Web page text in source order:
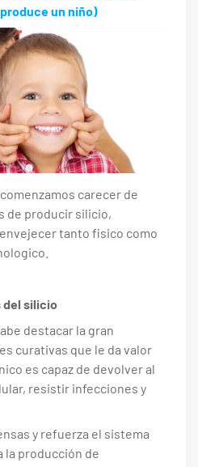
un niño)
carecer de
de producir silicio,
tanto fisico como
del silicio
destacar la gran
curativas que le da valor
es capaz de devolver al
resistir infecciones y
y refuerza el sistema
la producción de